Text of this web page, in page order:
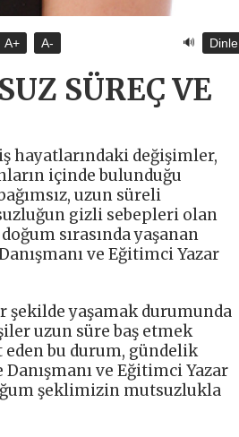
A+ A- 🔊 Dinle
SÜREÇ VE
hayatlarındaki değişimler,
içinde bulunduğu
uzun süreli
gizli sebepleri olan
sırasında yaşanan
ve Eğitimci Yazar
şekilde yaşamak durumunda
uzun süre baş etmek
bu durum, gündelik
ve Eğitimci Yazar
şeklimizin mutsuzlukla